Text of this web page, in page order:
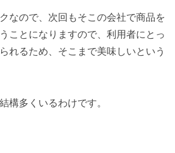
なので、次回もそこの会社で商品を
ことになりますので、利用者にとっ
れるため、そこまで美味しいという
構多くいるわけです。